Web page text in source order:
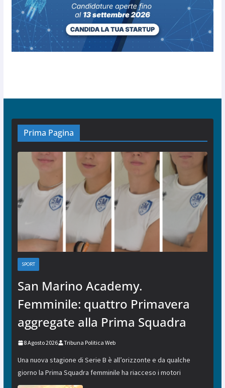
Prima Pagina
SPORT
San Marino Academy.
Femminile: quattro Primavera
aggregate alla Prima Squadra
8 Agosto 2026 Tribuna Politica Web
Una nuova stagione di Serie B è all’orizzonte e da qualche
giorno la Prima Squadra femminile ha riacceso i motori